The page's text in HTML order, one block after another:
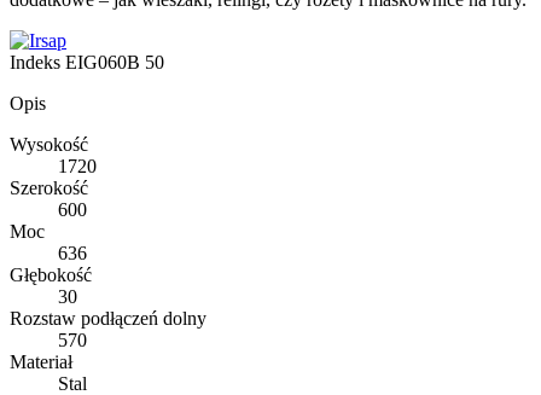
Indeks EIG060B 50
Opis
Wysokość
1720
Szerokość
600
Moc
636
Głębokość
30
Rozstaw podłączeń dolny
570
Materiał
Stal